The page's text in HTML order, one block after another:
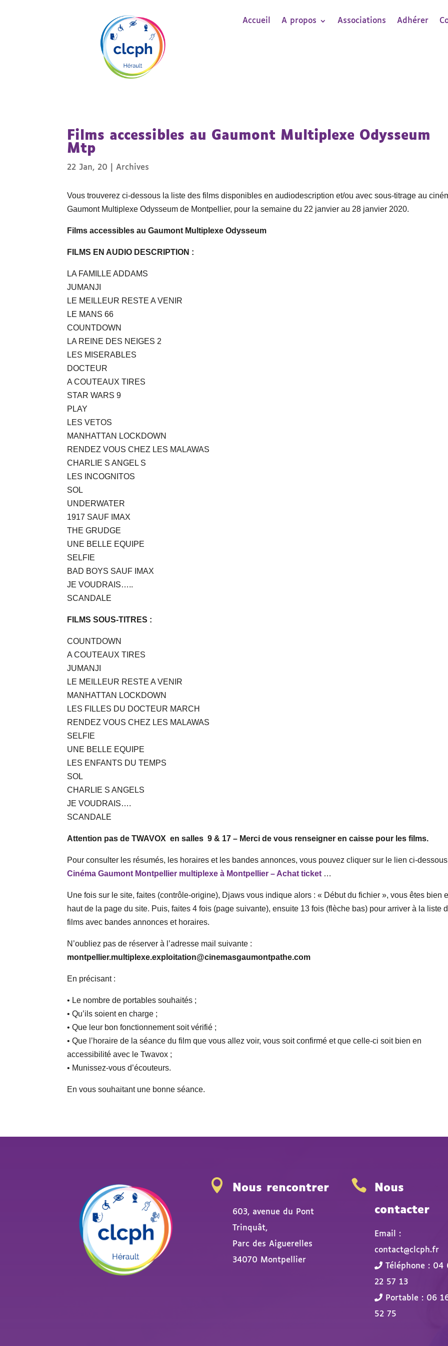
Accueil A propos Associations Adhérer
Films accessibles au Gaumont Multiplexe Odysseum
Mtp
22 Jan, 20 |Archives
Vous trouverez ci-dessous la liste des films disponibles en audiodescription et/ou avec sous-titrage au
Gaumont Multiplexe Odysseum de Montpellier, pour la semaine du 22 janvier au 28 janvier 2020.
Films accessibles au Gaumont Multiplexe Odysseum
FILMS EN AUDIO DESCRIPTION :
LA FAMILLE ADDAMS
JUMANJI
LE MEILLEUR RESTE A VENIR
LE MANS 66
COUNTDOWN
LA REINE DES NEIGES 2
LES MISERABLES
DOCTEUR
A COUTEAUX TIRES
STAR WARS 9
PLAY
LES VETOS
MANHATTAN LOCKDOWN
RENDEZ VOUS CHEZ LES MALAWAS
CHARLIE S ANGEL S
LES INCOGNITOS
SOL
UNDERWATER
1917 SAUF IMAX
THE GRUDGE
UNE BELLE EQUIPE
SELFIE
BAD BOYS SAUF IMAX
JE VOUDRAIS…..
SCANDALE
FILMS SOUS-TITRES :
COUNTDOWN
A COUTEAUX TIRES
JUMANJI
LE MEILLEUR RESTE A VENIR
MANHATTAN LOCKDOWN
LES FILLES DU DOCTEUR MARCH
RENDEZ VOUS CHEZ LES MALAWAS
SELFIE
UNE BELLE EQUIPE
LES ENFANTS DU TEMPS
SOL
CHARLIE S ANGELS
JE VOUDRAIS….
SCANDALE
Attention pas de TWAVOX en salles 9 & 17 – Merci de vous renseigner en caisse pour les films.
Pour consulter les résumés, les horaires et les bandes annonces, vous pouvez cliquer sur le lien ci-
Cinéma Gaumont Montpellier multiplexe à Montpellier – Achat ticket …
Une fois sur le site, faites (contrôle-origine), Djaws vous indique alors : « Début du fichier », vous êtes bien
haut de la page du site. Puis, faites 4 fois (page suivante), ensuite 13 fois (flèche bas) pour arriver à la liste
films avec bandes annonces et horaires.
N’oubliez pas de réserver à l’adresse mail suivante :
montpellier.multiplexe.exploitation@cinemasgaumontpathe.com
En précisant :
• Le nombre de portables souhaités ;
• Qu’ils soient en charge ;
• Que leur bon fonctionnement soit vérifié ;
• Que l’horaire de la séance du film que vous allez voir, vous soit confirmé et que celle-ci soit bien en
accessibilité avec le Twavox ;
• Munissez-vous d’écouteurs.
En vous souhaitant une bonne séance.
 Nous rencontrer
603, avenue du Pont
Trinquât,
Parc des Aiguerelles
34070 Montpellier

Nous
contacter
Email :
contact@clcph.fr
Téléphone : 04
22 57 13
Portable : 06
52 75